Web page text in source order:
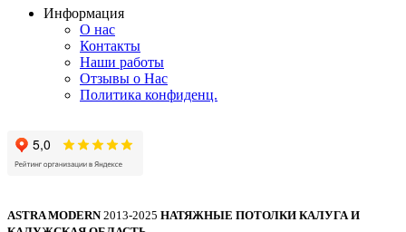
Информация
О нас
Контакты
Наши работы
Отзывы о Нас
Политика конфиденц.
ASTRA MODERN2013-2025 НАТЯЖНЫЕ ПОТОЛКИ КАЛУГА И